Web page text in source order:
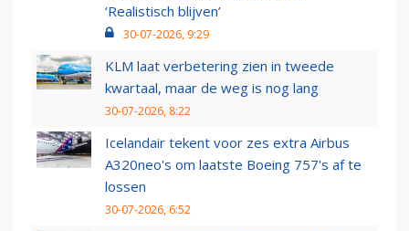
‘Realistisch blijven’
30-07-2026, 9:29
KLM laat verbetering zien in tweede
kwartaal, maar de weg is nog lang
30-07-2026, 8:22
Icelandair tekent voor zes extra Airbus
A320neo's om laatste Boeing 757's af te
lossen
30-07-2026, 6:52